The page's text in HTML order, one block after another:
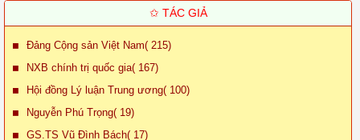
✩ TÁC GIẢ
Đảng Cộng sản Việt Nam( 215)
NXB chính trị quốc gia( 167)
Hội đồng Lý luận Trung ương( 100)
Nguyễn Phú Trọng( 19)
GS.TS Vũ Đình Bách( 17)